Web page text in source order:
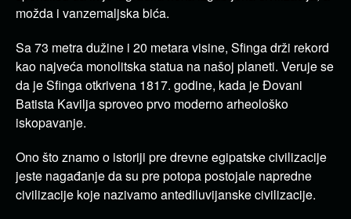
možda i vanzemaljska bića.
Sa 73 metra dužine i 20 metara visine, Sfinga drži rekord
kao najveća monolitska statua na našoj planeti. Veruje se
da je Sfinga otkrivena 1817. godine, kada je Đovani
Batista Kavilja sproveo prvo moderno arheološko
iskopavanje.
Ono što znamo o istoriji pre drevne egipatske civilizacije
jeste nagađanje da su pre potopa postojale napredne
civilizacije koje nazivamo antediluvijanske civilizacije.